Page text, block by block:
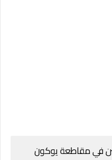
في مقاطعة يوكون